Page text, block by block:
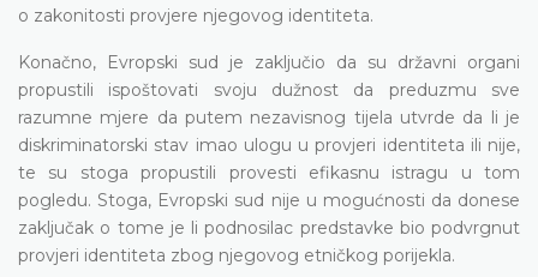
o zakonitosti provjere njegovog identiteta.
Konačno, Evropski sud je zaključio da su državni organi
propustili ispoštovati svoju dužnost da preduzmu sve
razumne mjere da putem nezavisnog tijela utvrde da li je
diskriminatorski stav imao ulogu u provjeri identiteta ili nije,
te su stoga propustili provesti efikasnu istragu u tom
pogledu. Stoga, Evropski sud nije u mogućnosti da donese
zaključak o tome je li podnosilac predstavke bio podvrgnut
provjeri identiteta zbog njegovog etničkog porijekla.